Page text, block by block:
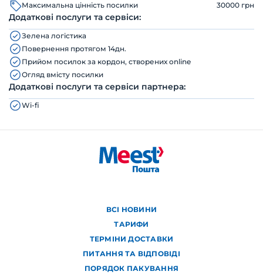
Максимальна цінність посилки
30000 грн
Додаткові послуги та сервіси:
Зелена логістика
Повернення протягом 14дн.
Прийом посилок за кордон, створених online
Огляд вмісту посилки
Додаткові послуги та сервіси партнера:
Wi-fi
ВСІ НОВИНИ
ТАРИФИ
ТЕРМІНИ ДОСТАВКИ
ПИТАННЯ ТА ВІДПОВІДІ
ПОРЯДОК ПАКУВАННЯ